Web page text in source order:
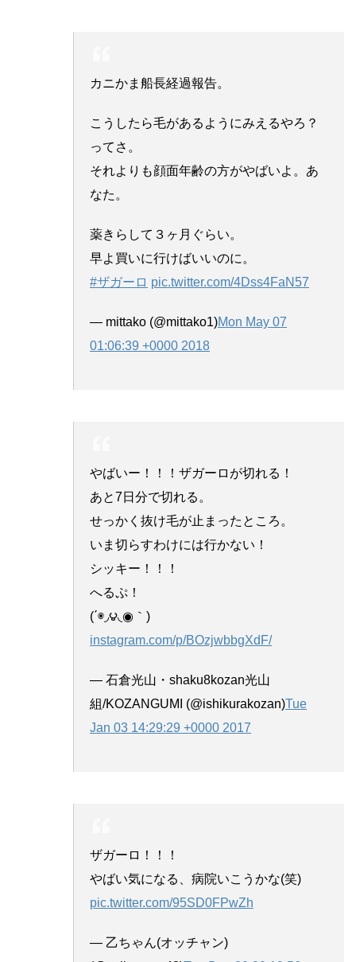
カニかま船長経過報告。
こうしたら毛があるようにみえるやろ？
ってさ。
それよりも顔面年齢の方がやばいよ。あ
なた。
薬きらして３ヶ月ぐらい。
早よ買いに行けばいいのに。
#ザガーロ pic.twitter.com/4Dss4FaN57
— mittako (@mittako1)Mon May 07
01:06:39 +0000 2018
やばいー！！！ザガーロが切れる！
あと7日分で切れる。
せっかく抜け毛が止まったところ。
いま切らすわけには行かない！
シッキー！！！
へるぷ！
(΄◉◞౪◟◉｀)
instagram.com/p/BOzjwbbgXdF/
— 石倉光山・shaku8kozan光山
組/KOZANGUMI (@ishikurakozan)Tue
Jan 03 14:29:29 +0000 2017
ザガーロ！！！
やばい気になる、病院いこうかな(笑)
pic.twitter.com/95SD0FPwZh
— 乙ちゃん(オッチャン)